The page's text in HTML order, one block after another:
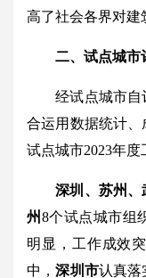
高了社会各界对建
二、试点城市
经试点城市自
合运用数据统计
试点城市2023年度
深圳、苏州、
州 8个试点城市组
明显，工作成效
中，深圳市认真落